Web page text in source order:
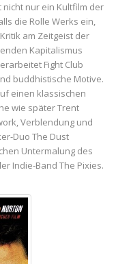
nicht nur ein Kultfilm der
die Rolle Werks ein,
am Zeitgeist der
Kapitalismus
Fight Club
buddhistische Motive.
einen klassischen
wie später Trent
Verblendung und
Duo The Dust
Untermalung des
Indie-Band The Pixies.